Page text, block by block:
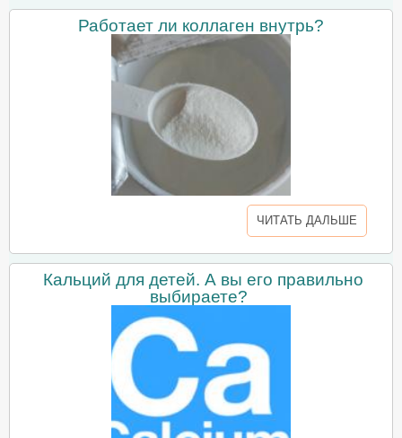
Работает ли коллаген внутрь?
ЧИТАТЬ ДАЛЬШЕ
Кальций для детей. А вы его правильно
выбираете?